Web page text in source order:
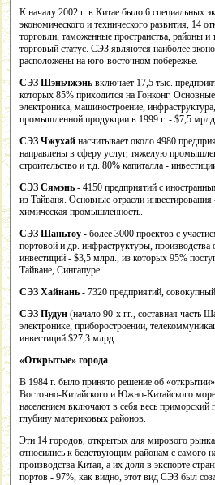
К началу 2002 г. в Китае было 6 специальных
экономического и технического развития, 14
торговли, таможенные пространства, районы
торговый статус. СЭЗ являются наиболее
расположены на юго-восточном побережье.
СЭЗ Шэньчжэнь включает 17,5 тыс.
которых 85% приходится на Гонконг.
электроника, машиностроение,
промышленной продукции в 1999 г. - $7,5
СЭЗ Чжухай насчитывает около 4980
направлены в сферу услуг, тяжелую
строительство и т.д. 80% капиталла -
СЭЗ Сямэнь - 4150 предприятий с
из Тайваня. Основные отрасли
химическая промышленность.
СЭЗ Шаньтоу - более 3000 проектов с
портовой и др. инфраструктуры,
инвестиций - $3,5 млрд., из которых 95%
Тайване, Сингапуре.
СЭЗ Хайнань - 7320 предприятий,
СЭЗ Пудун (начало 90-х гг., составная часть
электронике, приборостроении,
инвестиций $27,3 млрд.
«Открытые» города
В 1984 г. было принято решение об
Восточно-Китайского и Южно-Китайского
населением включают в себя весь приморский
глубину материковых районов.
Эти 14 городов, открытых для мирового рынка
относились к бедствующим районам с самого
производства Китая, а их доля в экспорте
портов - 97%, как видно, этот вид СЭЗ был